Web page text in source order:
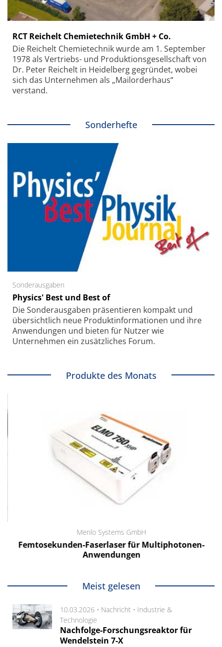
RCT Reichelt Chemietechnik GmbH + Co.
Die Reichelt Chemietechnik wurde am 1. September
1978 als Vertriebs- und Produktionsgesellschaft von
Dr. Peter Reichelt in Heidelberg gegründet, wobei
sich das Unternehmen als „Mailorderhaus“
verstand.
Sonderhefte
Sonderausgaben
Physics' Best und Best of
Die Sonder­ausgaben präsentieren kompakt und
übersichtlich neue Produkt­informationen und ihre
Anwendungen und bieten für Nutzer wie
Unternehmen ein zusätzliches Forum.
Produkte des Monats
Menlo Systems GmbH
Femtosekunden-Faserlaser für Multiphotonen-
Anwendungen
Meist gelesen
10.03.2026 • Nachricht • Industrie &
Technologie
Nachfolge-Forschungsreaktor für
Wendelstein 7-X